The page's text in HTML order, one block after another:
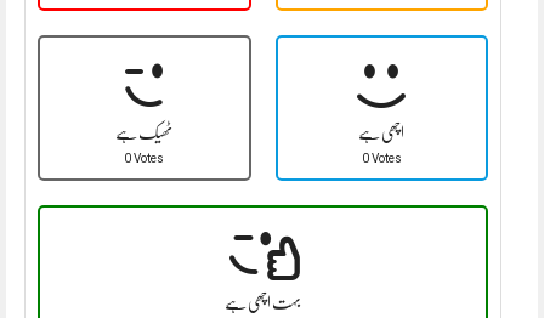
ٹھیک ہے
0 Votes
اچھی ہے
0 Votes
بہت اچھی ہے